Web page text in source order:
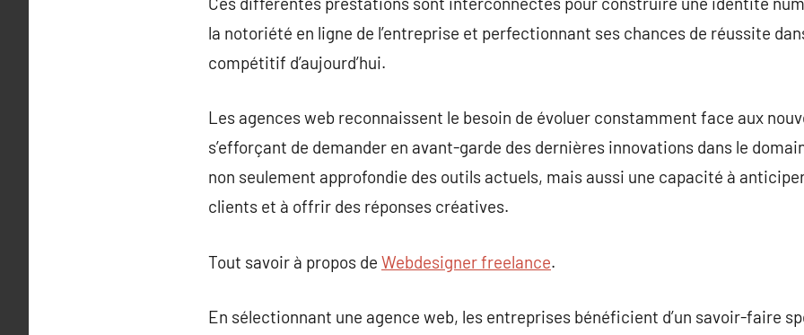
la notoriété en ligne de l’entreprise et perfectionnant ses chances de réussite
compétitif d’aujourd’hui.
Les agences web reconnaissent le besoin de évoluer constamment face aux
s’efforçant de demander en avant-garde des dernières innovations dans le
non seulement approfondie des outils actuels, mais aussi une capacité à
clients et à offrir des réponses créatives.
Tout savoir à propos de Webdesigner freelance.
En sélectionnant une agence web, les entreprises bénéficient d’un savoir-faire